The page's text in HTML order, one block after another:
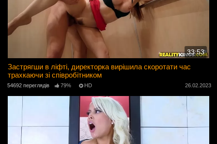
33:53
Застрягши в ліфті, директорка вирішила скоротати час
трахкаючи зі співробітником
54692 переглядів 79% HD 26.02.2023